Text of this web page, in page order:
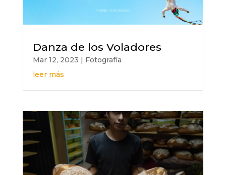
Danza de los Voladores
Mar 12, 2023 | Fotografía
leer más